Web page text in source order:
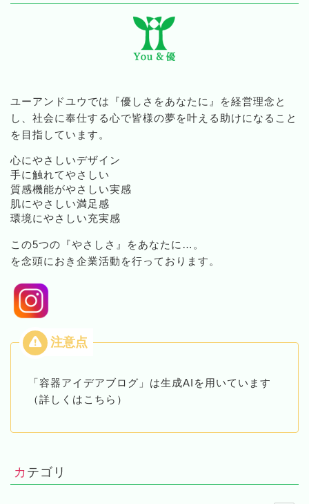
ユーアンドユウでは『優しさをあなたに』を経営理念と
し、社会に奉仕する心で皆様の夢を叶える助けになること
を目指しています。
心にやさしいデザイン
手に触れてやさしい
質感機能がやさしい実感
肌にやさしい満足感
環境にやさしい充実感
この5つの『やさしさ』をあなたに…。
を念頭におき企業活動を行っております。
「容器アイデアブログ」は生成AIを用いています
（詳しくはこちら）
カテゴリ